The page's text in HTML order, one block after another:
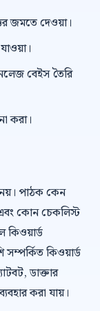
জমতে দেওয়া।
বেইস তৈরি
করা।
পাঠক কেন
কোন চেকলিস্ট
সম্পর্কিত কিওয়ার্ড
ডাক্তার
করা যায়।